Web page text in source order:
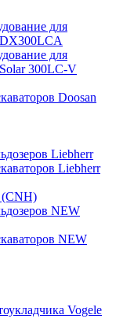
для
DX300LCA
для
300LC-V
Doosan
Liebherr
Liebherr
(CNH)
NEW
NEW
Vogele